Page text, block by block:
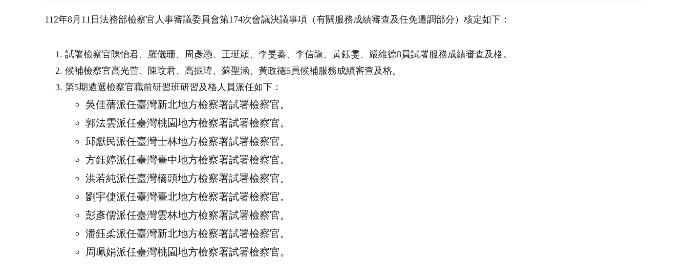
112年8月 11 日法務部檢察官人事審議委員會第174次會議決議事項（有關服務成績審查及任免遷調部分）核定如下：
試署檢察官陳怡君、羅儀珊、周彥憑、王珽顥、李旻蓁、李信龍、黃鈺雯、嚴維德8員試署服務成績審查及格。
候補檢察官高光萱、陳玟君、高振瑋、蘇聖涵、黃政德5員候補服務成績審查及格。
第5期遴選檢察官職前研習班研習及格人員派任如下：
吳佳蒨派任臺灣新北地方檢察署試署檢察官。
郭法雲派任臺灣桃園地方檢察署試署檢察官。
邱獻民派任臺灣士林地方檢察署試署檢察官。
方鈺婷派任臺灣臺中地方檢察署試署檢察官。
洪若純派任臺灣橋頭地方檢察署試署檢察官。
劉宇倢派任臺灣臺北地方檢察署試署檢察官。
彭彥儒派任臺灣雲林地方檢察署試署檢察官。
潘鈺柔派任臺灣新北地方檢察署試署檢察官。
周珮娟派任臺灣桃園地方檢察署試署檢察官。